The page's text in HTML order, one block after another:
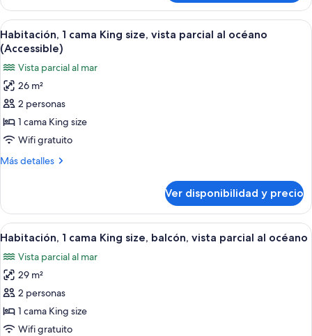
a
la
ciudad
1
cama
King
size,
vista
a
la
ciudad
Ver
todas
las
fotos
de
Habitación,
1
cama
King
parcial
al
océano
(Accessible)
Un baño con lavamanos de mármol,
4
Habitación, 1 cama King size, vista parcial al océano
(Accessible)
Vista parcial al mar
26 m²
2 personas
1 cama King size
Wifi gratuito
Más detalles
Más
1
cama
King
vista
parcial
al
océano
(Accessible)
Ver disponibilidad y precio
Ver
todas
las
fotos
de
Habitación,
1
Una habitación con una mesa
7
Habitación, 1 cama King size, balcón, vista parcial al océano
Vista parcial al mar
29 m²
2 personas
1 cama King size
Wifi gratuito